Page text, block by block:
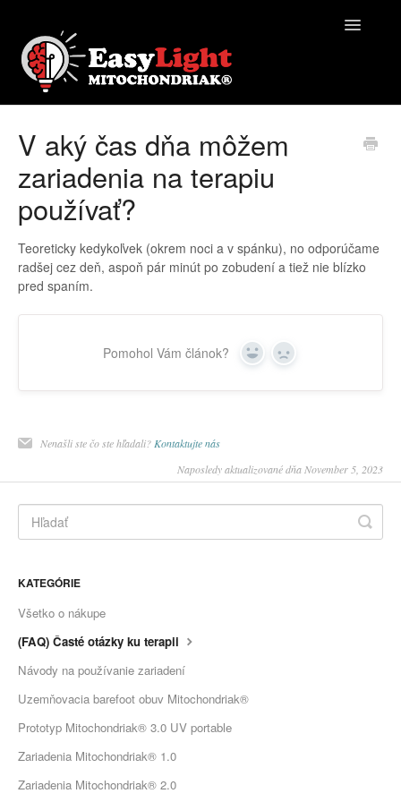
Toggle
Kontakt
V aký čas dňa môžem
zariadenia na terapiu
používať?
Teoreticky kedykoľvek (okrem noci a v spánku), no odporúčame
radšej cez deň, aspoň pár minút po zobudení a tiež nie blízko
pred spaním.
Pomohol Vám článok? Yes No
Nenašli ste čo ste hľadali? Kontaktujte nás
Naposledy aktualizované dňa November 5, 2023
KATEGÓRIE
Všetko o nákupe
(FAQ) Časté otázky ku terapii
Návody na používanie zariadení
Uzemňovacia barefoot obuv Mitochondriak®
Prototyp Mitochondriak® 3.0 UV portable
Zariadenia Mitochondriak® 1.0
Zariadenia Mitochondriak® 2.0